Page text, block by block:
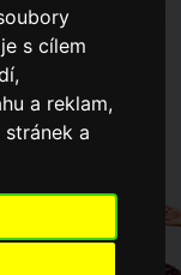
s cílem
a reklam,
a